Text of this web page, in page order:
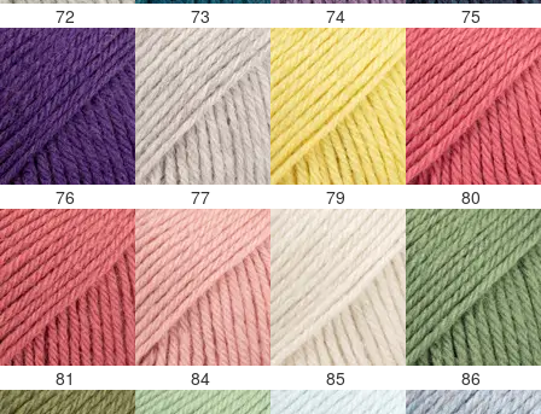
72 73 74 75
76 77 79 80
81 84 85 86